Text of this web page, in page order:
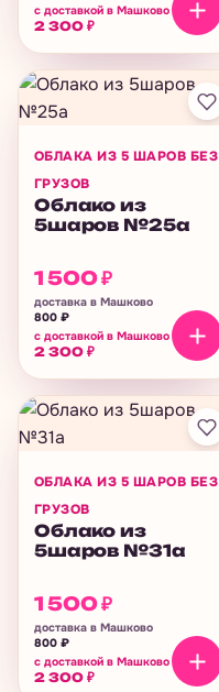
с доставкой в Машково
2 300 ₽
ОБЛАКА ИЗ 5 ШАРОВ БЕЗ
ГРУЗОВ
Облако из
5шаров №25а
1 500₽
доставка в Машково
800 ₽
с доставкой в Машково
2 300 ₽
ОБЛАКА ИЗ 5 ШАРОВ БЕЗ
ГРУЗОВ
Облако из
5шаров №31а
1 500₽
доставка в Машково
800 ₽
с доставкой в Машково
2 300 ₽